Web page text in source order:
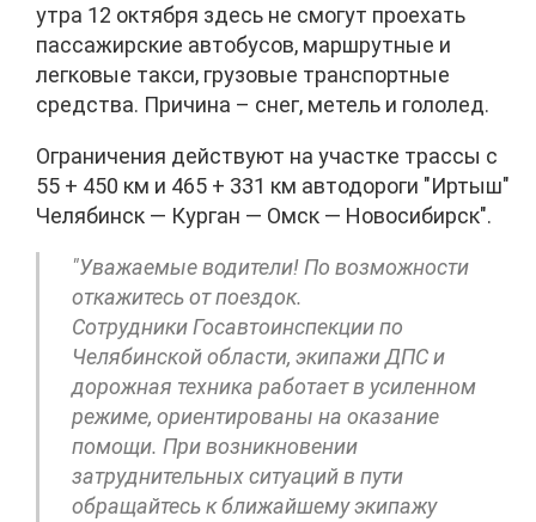
утра 12 октября здесь не смогут проехать
пассажирские автобусов, маршрутные и
легковые такси, грузовые транспортные
средства. Причина – снег, метель и гололед.
Ограничения действуют на участке трассы с
55 + 450 км и 465 + 331 км автодороги "Иртыш"
Челябинск — Курган — Омск — Новосибирск".
"Уважаемые водители! По возможности
откажитесь от поездок.
Сотрудники Госавтоинспекции по
Челябинской области, экипажи ДПС и
дорожная техника работает в усиленном
режиме, ориентированы на оказание
помощи. При возникновении
затруднительных ситуаций в пути
обращайтесь к ближайшему экипажу